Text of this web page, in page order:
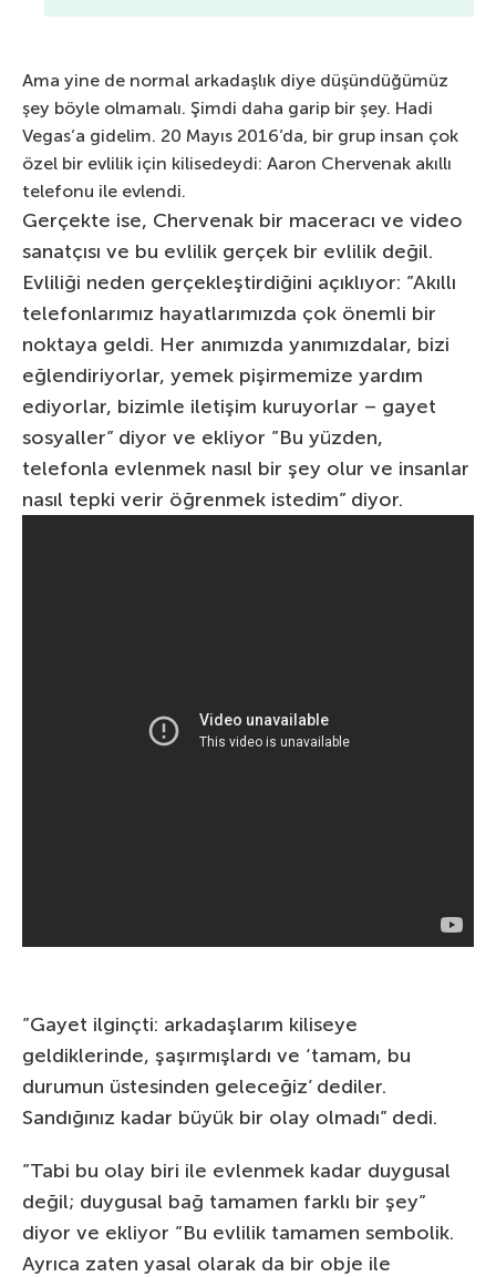
Ama yine de normal arkadaşlık diye düşündüğümüz
şey böyle olmamalı. Şimdi daha garip bir şey. Hadi
Vegas’a gidelim. 20 Mayıs 2016’da, bir grup insan çok
özel bir evlilik için kilisedeydi: Aaron Chervenak akıllı
telefonu ile evlendi.
Gerçekte ise, Chervenak bir maceracı ve video
sanatçısı ve bu evlilik gerçek bir evlilik değil.
Evliliği neden gerçekleştirdiğini açıklıyor: ”Akıllı
telefonlarımız hayatlarımızda çok önemli bir
noktaya geldi. Her anımızda yanımızdalar, bizi
eğlendiriyorlar, yemek pişirmemize yardım
ediyorlar, bizimle iletişim kuruyorlar – gayet
sosyaller” diyor ve ekliyor ”Bu yüzden,
telefonla evlenmek nasıl bir şey olur ve insanlar
nasıl tepki verir öğrenmek istedim” diyor.
”Gayet ilginçti: arkadaşlarım kiliseye
geldiklerinde, şaşırmışlardı ve ‘tamam, bu
durumun üstesinden geleceğiz’ dediler.
Sandığınız kadar büyük bir olay olmadı” dedi.
”Tabi bu olay biri ile evlenmek kadar duygusal
değil; duygusal bağ tamamen farklı bir şey”
diyor ve ekliyor ”Bu evlilik tamamen sembolik.
Ayrıca zaten yasal olarak da bir obje ile